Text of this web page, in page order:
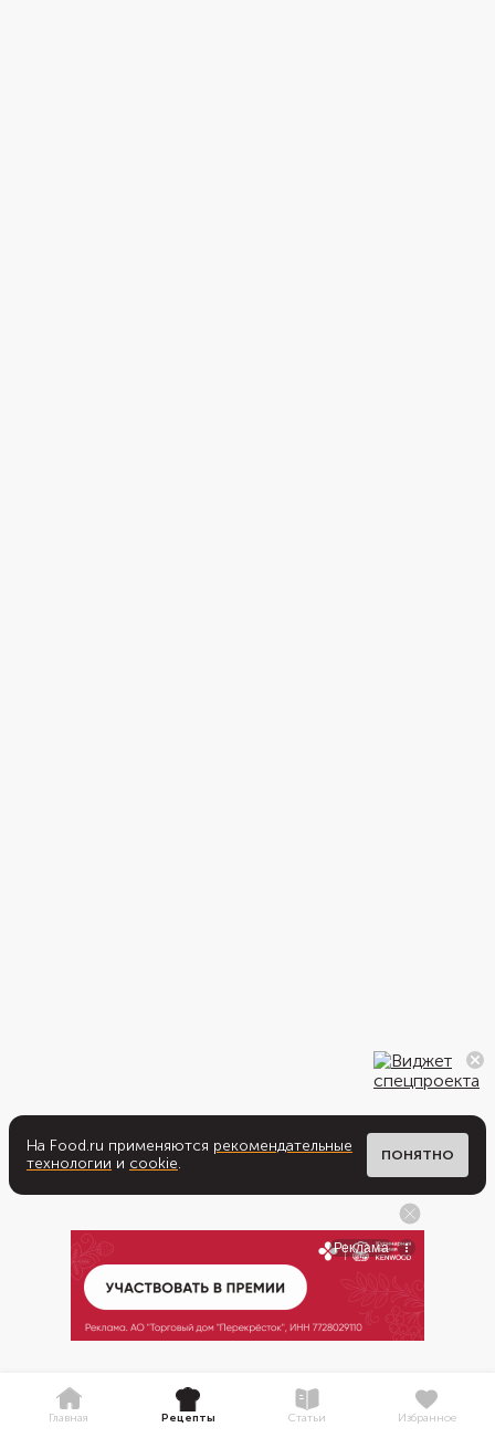
На Food.ru применяются рекомендательные
технологии и cookie. ПОНЯТНО
Главная Рецепты Статьи Избранное